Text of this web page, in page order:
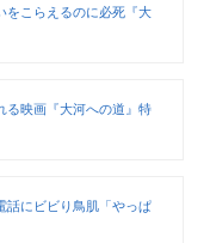
をこらえるのに必死『大
る映画『大河への道』特
話にビビり鳥肌「やっぱ